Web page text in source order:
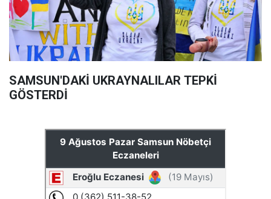
SAMSUN'DAKİ UKRAYNALILAR TEPKİ
GÖSTERDİ